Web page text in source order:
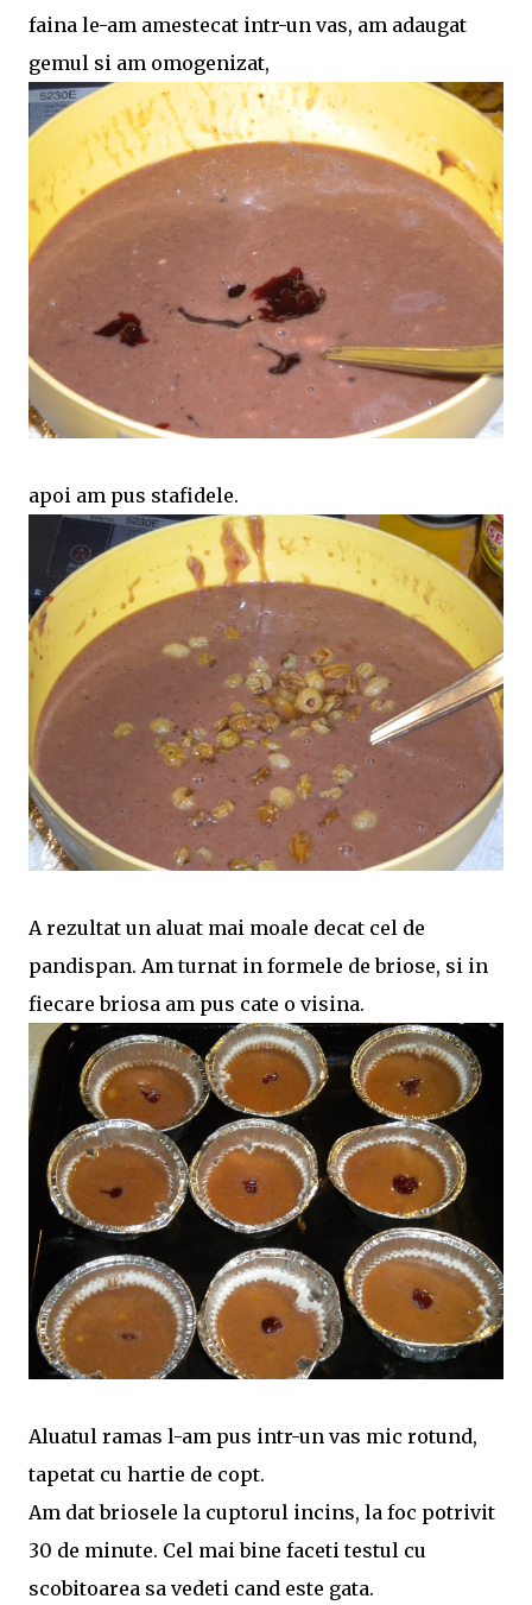
faina le-am amestecat intr-un vas, am adaugat
gemul si am omogenizat,
apoi am pus stafidele.
A rezultat un aluat mai moale decat cel de
pandispan. Am turnat in formele de briose, si in
fiecare briosa am pus cate o visina.
Aluatul ramas l-am pus intr-un vas mic rotund,
tapetat cu hartie de copt.
Am dat briosele la cuptorul incins, la foc potrivit
30 de minute. Cel mai bine faceti testul cu
scobitoarea sa vedeti cand este gata.